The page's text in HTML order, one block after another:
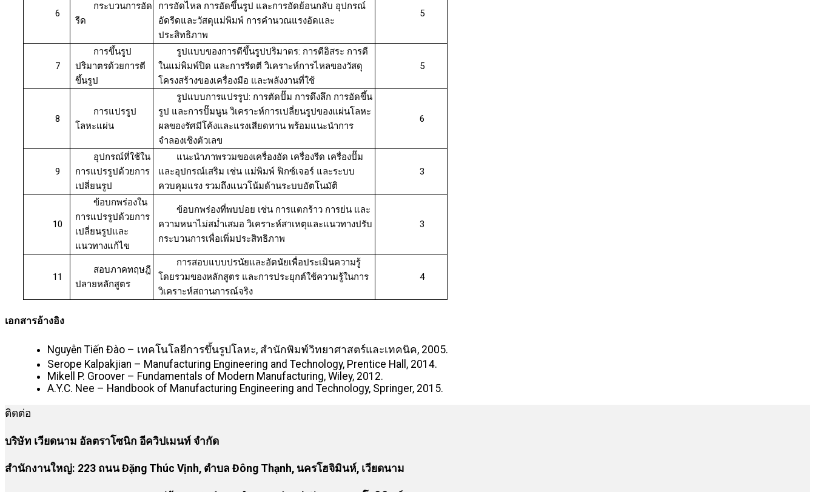
6
กระบวนการอัด
รีด
การอัดไหล การอัดขึ้นรูป และการอัดย้อนกลับ อุปกรณ์
อัดรีดและวัสดุแม่พิมพ์ การคำนวณแรงอัดและ
ประสิทธิภาพ
5
7
การขึ้นรูป
ปริมาตรด้วยการตี
ขึ้นรูป
รูปแบบของการตีขึ้นรูปปริมาตร: การตีอิสระ การตี
ในแม่พิมพ์ปิด และการรีดตี วิเคราะห์การไหลของวัสดุ
โครงสร้างของเครื่องมือ และพลังงานที่ใช้
5
8
การแปรรูป
โลหะแผ่น
รูปแบบการแปรรูป: การตัดปั๊ม การดึงลึก การอัดขึ้น
รูป และการปั๊มนูน วิเคราะห์การเปลี่ยนรูปของแผ่นโลหะ
ผลของรัศมีโค้งและแรงเสียดทาน พร้อมแนะนำการ
จำลองเชิงตัวเลข
6
9
อุปกรณ์ที่ใช้ใน
การแปรรูปด้วยการ
เปลี่ยนรูป
แนะนำภาพรวมของเครื่องอัด เครื่องรีด เครื่องปั๊ม
และอุปกรณ์เสริม เช่น แม่พิมพ์ ฟิกซ์เจอร์ และระบบ
ควบคุมแรง รวมถึงแนวโน้มด้านระบบอัตโนมัติ
3
10
ข้อบกพร่องใน
การแปรรูปด้วยการ
เปลี่ยนรูปและ
แนวทางแก้ไข
ข้อบกพร่องที่พบบ่อย เช่น การแตกร้าว การย่น และ
ความหนาไม่สม่ำเสมอ วิเคราะห์สาเหตุและแนวทางปรับ
กระบวนการเพื่อเพิ่มประสิทธิภาพ
3
11
สอบภาคทฤษฎี
ปลายหลักสูตร
การสอบแบบปรนัยและอัตนัยเพื่อประเมินความรู้
โดยรวมของหลักสูตร และการประยุกต์ใช้ความรู้ในการ
วิเคราะห์สถานการณ์จริง
4
เอกสารอ้างอิง
Nguyễn Tiến Đào – เทคโนโลยีการขึ้นรูปโลหะ, สำนักพิมพ์วิทยาศาสตร์และเทคนิค, 2005.
Serope Kalpakjian – Manufacturing Engineering and Technology, Prentice Hall, 2014.
Mikell P. Groover – Fundamentals of Modern Manufacturing, Wiley, 2012.
A.Y.C. Nee – Handbook of Manufacturing Engineering and Technology, Springer, 2015.
ติดต่อ
บริษัท เวียดนาม อัลตราโซนิก อีควิปเมนท์ จำกัด
สำนักงานใหญ่: 223 ถนน Đặng Thúc Vịnh, ตำบล Đông Thạnh, นครโฮจิมินห์, เวียดนาม